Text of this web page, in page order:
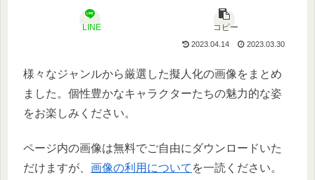
LINE コピー
2023.04.14 2023.03.30
様々なジャンルから厳選した擬人化の画像をまとめ
ました。個性豊かなキャラクターたちの魅力的な姿
をお楽しみください。
ページ内の画像は無料でご自由にダウンロードいた
だけますが、 画像の利用について を一読ください。